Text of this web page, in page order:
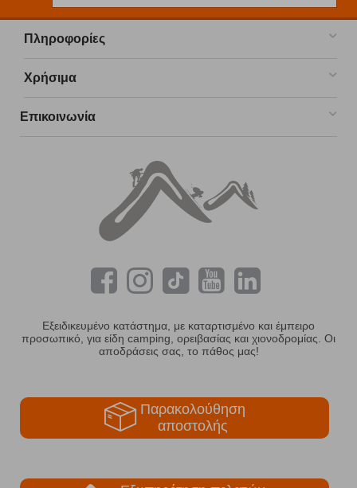
Πληροφορίες
Χρήσιμα
Επικοινωνία
Εξειδικευμένο κατάστημα, με καταρτισμένο και έμπειρο
προσωπικό, για είδη camping, ορειβασίας και χιονοδρομίας. Οι
αποδράσεις σας, το πάθος μας!
Παρακολούθηση
αποστολής